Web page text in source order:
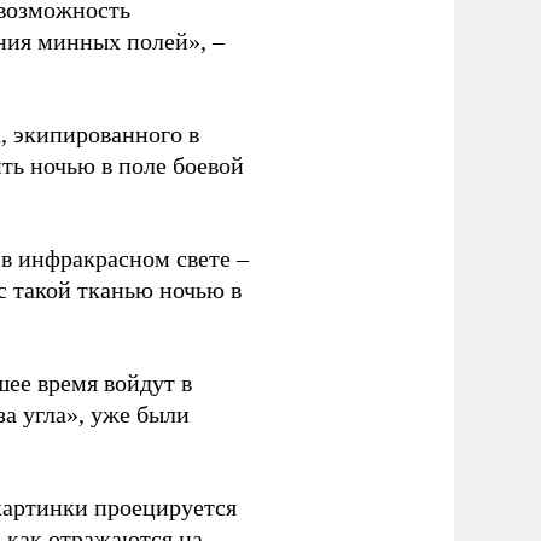
минных полей», –
в
ночью в поле боевой
инфракрасном свете –
такой тканью ночью в
время войдут в
угла», уже были
проецируется